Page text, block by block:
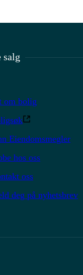
om bolig
Eiendomsmegler
hos oss
oss
deg på nyhetsbrev